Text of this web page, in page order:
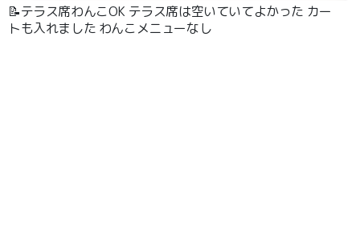
📝テラス席わんこOK テラス席は空いていてよかった カー
トも入れました わんこメニューなし